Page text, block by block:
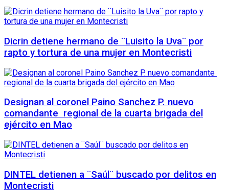
Dicrin detiene hermano de ¨Luisito la Uva¨ por
rapto y tortura de una mujer en Montecristi
Designan al coronel Paino Sanchez P. nuevo
comandante regional de la cuarta brigada del
ejército en Mao
DINTEL detienen a ¨Saúl¨ buscado por delitos en
Montecristi